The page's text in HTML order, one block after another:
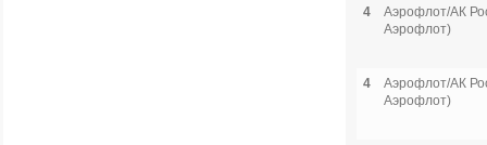
4
Аэрофлот/АК
Аэрофлот)
4
Аэрофлот/АК
Аэрофлот)